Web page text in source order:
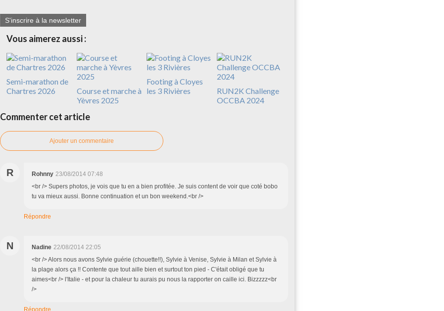
S'inscrire à la newsletter
Vous aimerez aussi :
Semi-marathon de
Chartres 2026
Course et marche à
Yèvres 2025
Footing à Cloyes
les 3 Rivières
RUN2K Challenge
OCCBA 2024
Commenter cet article
Ajouter un commentaire
R Rohnny 23/08/2014 07:48
<br /> Supers photos, je vois que tu en a bien profitée. Je suis content de voir que coté bobo
tu va mieux aussi. Bonne continuation et un bon weekend.<br />
Répondre
N Nadine 22/08/2014 22:05
<br /> Alors nous avons Sylvie guérie (chouette!!), Sylvie à Venise, Sylvie à Milan et Sylvie à
la plage alors ça !! Contente que tout aille bien et surtout ton pied - C'était obligé que tu
aimes<br /> l'Italie - et pour la chaleur tu aurais pu nous la rapporter on caille ici. Bizzzzz<br
/>
Répondre